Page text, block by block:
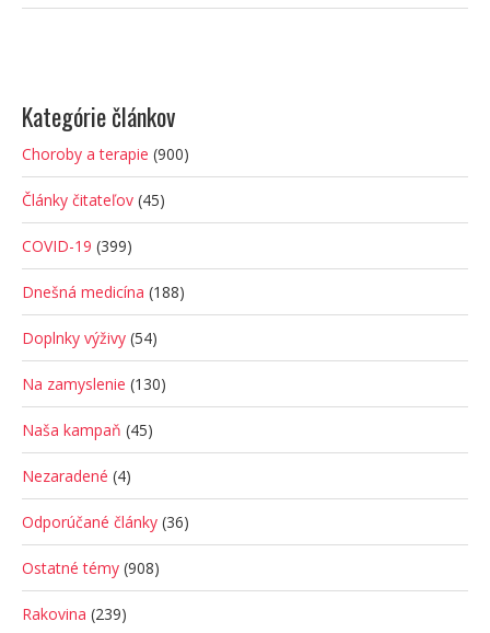
Kategórie článkov
Choroby a terapie (900)
Články čitateľov (45)
COVID-19 (399)
Dnešná medicína (188)
Doplnky výživy (54)
Na zamyslenie (130)
Naša kampaň (45)
Nezaradené (4)
Odporúčané články (36)
Ostatné témy (908)
Rakovina (239)